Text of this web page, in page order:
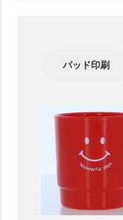
パッド印刷